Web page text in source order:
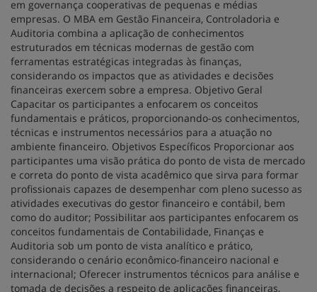
em governança cooperativas de pequenas e médias
empresas. O MBA em Gestão Financeira, Controladoria e
Auditoria combina a aplicação de conhecimentos
estruturados em técnicas modernas de gestão com
ferramentas estratégicas integradas às finanças,
considerando os impactos que as atividades e decisões
financeiras exercem sobre a empresa. Objetivo Geral
Capacitar os participantes a enfocarem os conceitos
fundamentais e práticos, proporcionando-os conhecimentos,
técnicas e instrumentos necessários para a atuação no
ambiente financeiro. Objetivos Específicos Proporcionar aos
participantes uma visão prática do ponto de vista de mercado
e correta do ponto de vista acadêmico que sirva para formar
profissionais capazes de desempenhar com pleno sucesso as
atividades executivas do gestor financeiro e contábil, bem
como do auditor; Possibilitar aos participantes enfocarem os
conceitos fundamentais de Contabilidade, Finanças e
Auditoria sob um ponto de vista analítico e prático,
considerando o cenário econômico-financeiro nacional e
internacional; Oferecer instrumentos técnicos para análise e
tomada de decisões a respeito de aplicações financeiras,